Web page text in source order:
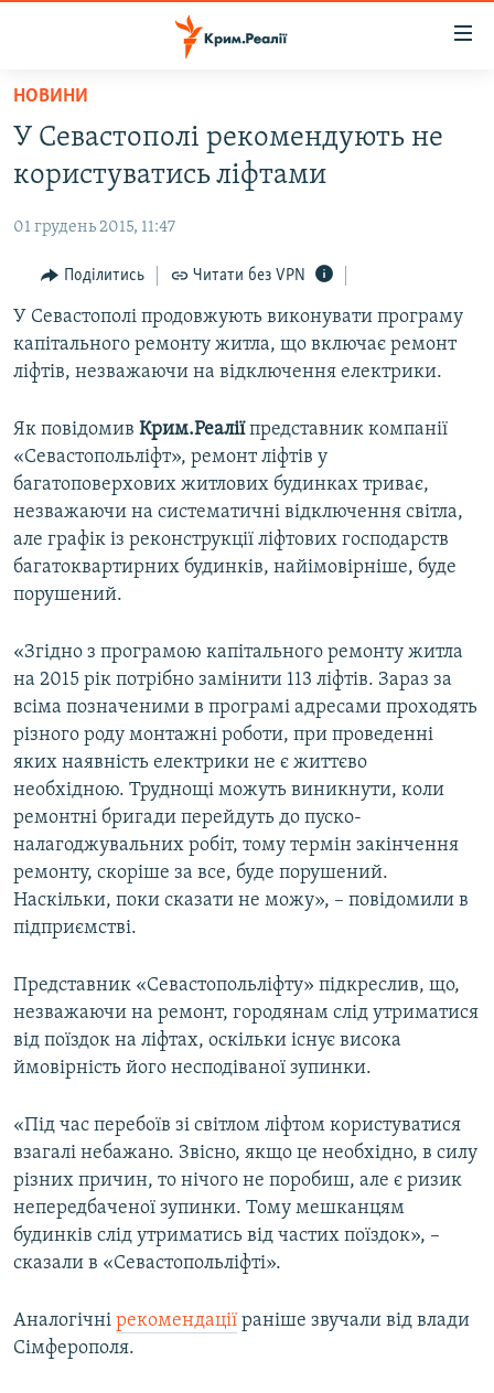
Перейти
основного
матеріалу
Перейти
до
навігації
Перейти
до
пошуку
ВІДЕО ТА ФОТО
ПОЛІТИКА
БЛОГИ
ПОГЛЯД
ІНТЕРВ'Ю
СПЕЦПРОЕКТИ
ВІДЕОУРОКИ «ELIFBE»
СВІДЧЕННЯ ОКУПАЦІЇ
УКРАЇНСЬКА ПРОБЛЕМА КРИМУ
ЯК ОБІЙТИ БЛОКУВАННЯ
Русский
Qırımtatar
Усі сайти RFE/RL
НОВИНИ
У Севастополі рекомендують не
користуватись ліфтами
01 грудень 2015, 11:47
Поділитись Читати без VPN
У Севастополі продовжують виконувати програму
капітального ремонту житла, що включає ремонт
ліфтів, незважаючи на відключення електрики.
Як повідомив Крим.Реаліїпредставник компанії
«Севастопольліфт», ремонт ліфтів у
багатоповерхових житлових будинках триває,
незважаючи на систематичні відключення світла,
але графік із реконструкції ліфтових господарств
багатоквартирних будинків, найімовірніше, буде
порушений.
«Згідно з програмою капітального ремонту житла
на 2015 рік потрібно замінити 113 ліфтів. Зараз за
всіма позначеними в програмі адресами проходять
різного роду монтажні роботи, при проведенні
яких наявність електрики не є життєво
необхідною. Труднощі можуть виникнути, коли
ремонтні бригади перейдуть до пуско-
налагоджувальних робіт, тому термін закінчення
ремонту, скоріше за все, буде порушений.
Наскільки, поки сказати не можу», – повідомили в
підприємстві.
Представник «Севастопольліфту» підкреслив, що,
незважаючи на ремонт, городянам слід утриматися
від поїздок на ліфтах, оскільки існує висока
ймовірність його несподіваної зупинки.
«Під час перебоїв зі світлом ліфтом користуватися
взагалі небажано. Звісно, якщо це необхідно, в силу
різних причин, то нічого не поробиш, але є ризик
непередбаченої зупинки. Тому мешканцям
будинків слід утриматись від частих поїздок», –
сказали в «Севастопольліфті».
Аналогічні рекомендації раніше звучали від влади
Сімферополя.